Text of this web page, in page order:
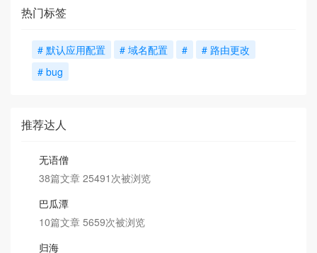
热门标签
# 默认应用配置 # 域名配置 #
# 路由更改
# bug
推荐达人
无语僧
38篇文章 25491次被浏览
巴瓜潭
10篇文章 5659次被浏览
归海